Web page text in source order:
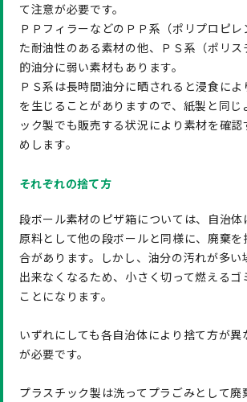
て注意が必要です。
ＰＰフィラーなどのＰＰ系（ポリプロピ
た耐油性のある素材の他、ＰＳ系（ポリ
的油分に弱い素材もあります。
ＰＳ系は長時間油分に晒されると浸食に
を生じることがありますので、紙製と同じ
ック製でも販売する状況により素材を確
めします。
それぞれの捨て方
段ボール素材のピザ箱については、自治
原料として他の段ボールと同様に、廃棄を
合があります。しかし、油分の汚れが多い
出来なくなるため、小さく切って燃えるゴ
ことになります。
いずれにしても各自治体により捨て方が
が必要です。
プラスチック製は洗ってプラごみとして廃